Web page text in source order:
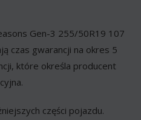
Gen-3 255/50R19 107
czas gwarancji na okres 5
które określa producent
części pojazdu.